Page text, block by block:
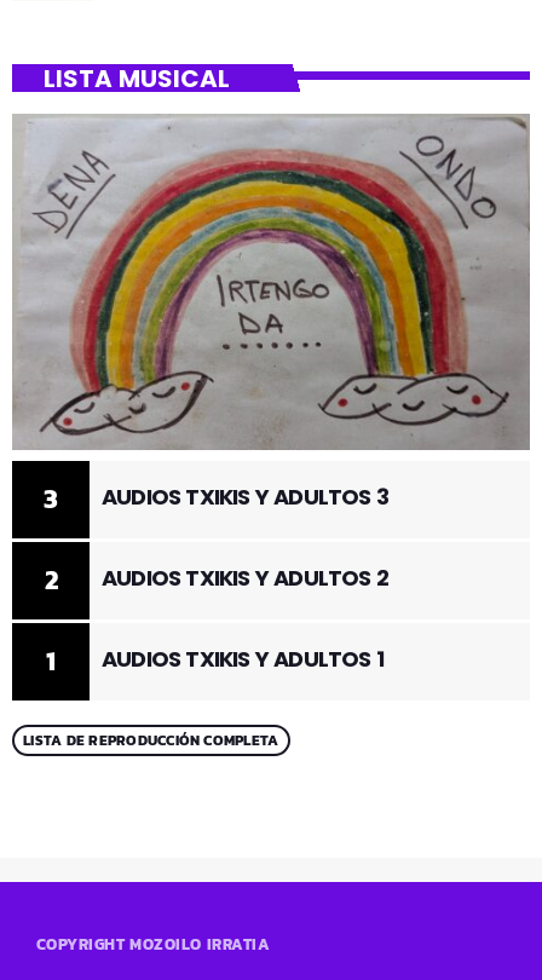
LISTA MUSICAL
1 AUDIOS TXIKIS Y ADULTOS 1
2 AUDIOS TXIKIS Y ADULTOS 2
3 AUDIOS TXIKIS Y ADULTOS 3
LISTA DE REPRODUCCIÓN COMPLETA
COPYRIGHT MOZOILO IRRATIA